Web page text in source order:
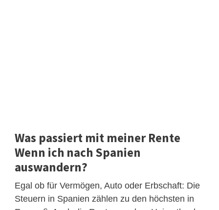
Was passiert mit meiner Rente
Wenn ich nach Spanien
auswandern?
Egal ob für Vermögen, Auto oder Erbschaft: Die
Steuern in Spanien zählen zu den höchsten in